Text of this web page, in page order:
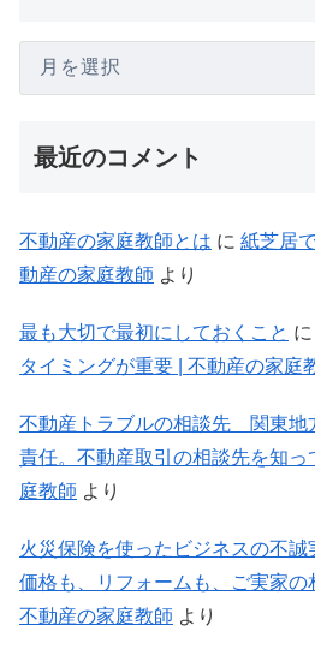
最近のコメント
不動産の家庭教師とは に 紙芝居
動産の家庭教師 より
最も大切で最初にしておくこと に
タイミングが重要 | 不動産の家庭
不動産トラブルの相談先 関東地
責任。不動産取引の相談先を知っ
庭教師 より
火災保険を使ったビジネスの不
価格も、リフォームも、ご実家の
不動産の家庭教師 より